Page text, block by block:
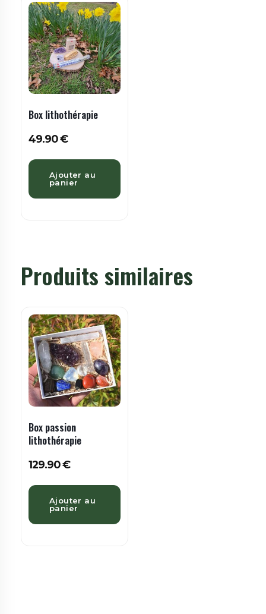
Box lithothérapie
49.90€
Ajouter au
panier
Produits similaires
Box passion
lithothérapie
129.90€
Ajouter au
panier